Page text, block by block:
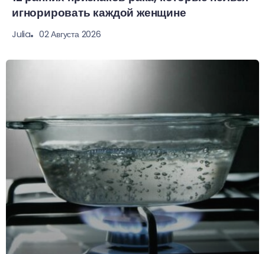
игнорировать каждой женщине
Julia 02 Августа 2026